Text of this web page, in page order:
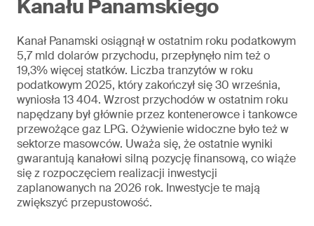
Kanału Panamskiego
Kanał Panamski osiągnął w ostatnim roku podatkowym
5,7 mld dolarów przychodu, przepłynęło nim też o
19,3% więcej statków. Liczba tranzytów w roku
podatkowym 2025, który zakończył się 30 września,
wyniosła 13 404. Wzrost przychodów w ostatnim roku
napędzany był głównie przez kontenerowce i tankowce
przewożące gaz LPG. Ożywienie widoczne było też w
sektorze masowców. Uważa się, że ostatnie wyniki
gwarantują kanałowi silną pozycję finansową, co wiąże
się z rozpoczęciem realizacji inwestycji
zaplanowanych na 2026 rok. Inwestycje te mają
zwiększyć przepustowość.